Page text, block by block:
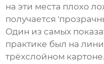
на эти места плохо
получается
Один из самых
практике был на
трёхслойном